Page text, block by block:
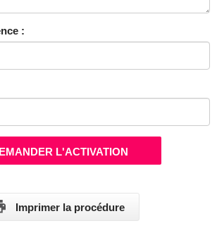
:
L'ACTIVATION
Imprimer la procédure